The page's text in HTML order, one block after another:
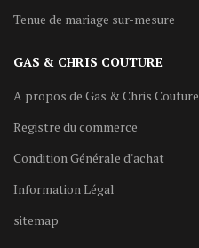
Tenue de mariage sur-mesure
GAS & CHRIS COUTURE
A propos de Gas & Chris Couture
Registre du commerce
Condition Générale d'achat
Information Légal
sitemap